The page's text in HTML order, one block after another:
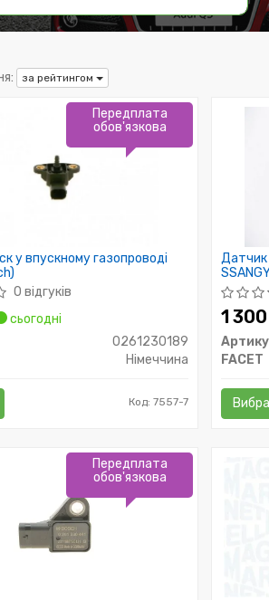
за рейтингом
у впускному газопроводі
0 відгуків
сьогодні
0261230189
Німеччина
Код: 7557-7
Передплата
обов'язкова
Датчик
1
FACET
Передплата
обов'язкова